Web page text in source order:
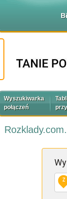
Wyszukiwarka
połączeń
Z